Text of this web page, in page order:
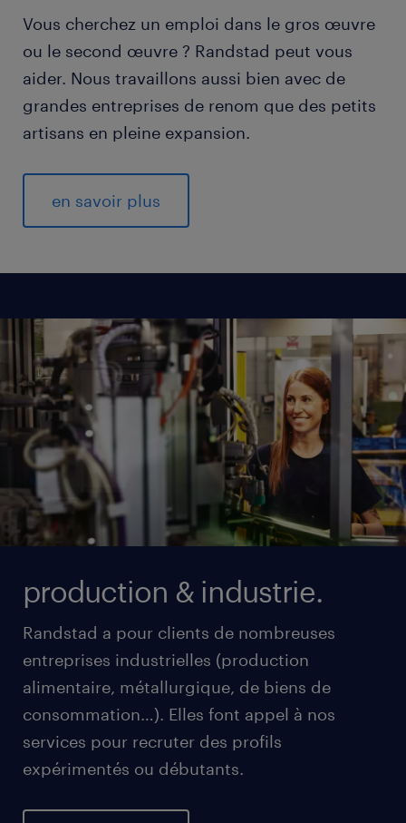
Vous cherchez un emploi dans le gros œuvre
ou le second œuvre ? Randstad peut vous
aider. Nous travaillons aussi bien avec de
grandes entreprises de renom que des petits
artisans en pleine expansion.
en savoir plus
production & industrie.
Randstad a pour clients de nombreuses
entreprises industrielles (production
alimentaire, métallurgique, de biens de
consommation…). Elles font appel à nos
services pour recruter des profils
expérimentés ou débutants.